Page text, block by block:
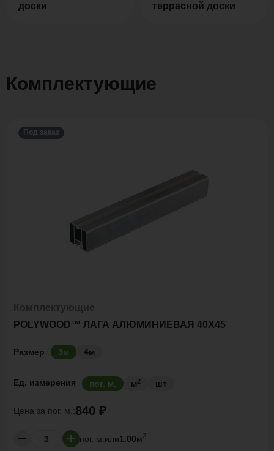
доски
террасной доски
Комплектующие
Под заказ
POLYWOOD™ ЛАГА АЛЮМИНИЕВАЯ 40Х45
Размер 3м 4м
Ед. измерения пог. м. м2 шт
Цена за пог. м.:840 ₽
пог. м. или1.00м2